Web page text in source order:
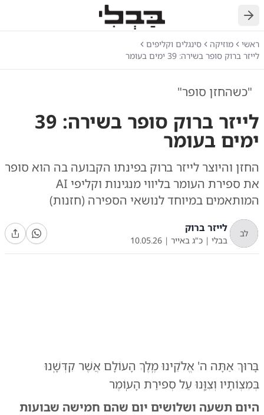
חזרה
ראשי מוזיקה
סינגלים וקליפים
לייזר ברוק סופר בשירה: 39 ימים בעומר
"כשהחזן סופר"
לייזר ברוק סופר בשירה: 39
ימים בעומר
החזן והיוצר לייזר ברוק בפינתו הקבועה בה הוא סופר
את ספירת העומר בליווי מנגינות וקליפי AI
המותאמים במיוחד לנושאי הספירה (חזנות)
לב לייזר ברוק
בבלי | כ"ג באייר |
10.05.26
בָּרוּךְ אַתָּה ה' אֱלֹקֵינוּ מֶֽלֶךְ הָעוֹלָם אֲשֶׁר קִדְּשָֽׁנוּ
בְּמִצְוֹתָיו וְצִוָּֽנוּ עַל סְפירַת הָעֽוֹמֶר
היום תשעה ושלושים יום שהם חמישה שבועות